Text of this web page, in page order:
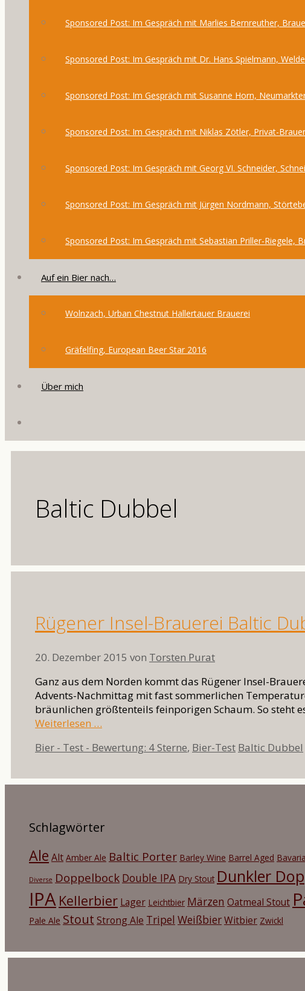
Sponsored Post: Im Gespräch mit Marlies Bernreuther,
Sponsored Post: Im Gespräch mit Dr. Hans Spielmann, Welde
Sponsored Post: Im Gespräch mit Susanne Horn,
Sponsored Post: Im Gespräch mit Niklas Zötler, Privat-
Sponsored Post: Im Gespräch mit Georg VI. Schneider,
Sponsored Post: Im Gespräch mit Jürgen Nordmann,
Sponsored Post: Im Gespräch mit Sebastian Priller-Riegele,
Auf ein Bier nach…
Wolnzach, Urban Chestnut Hallertauer Brauerei
Gräfelfing, European Beer Star 2016
Über mich
Baltic Dubbel
Rügener Insel-Brauerei Baltic
20. Dezember 2015 von Torsten Purat
Ganz aus dem Norden kommt das Rügener Insel-
Advents-Nachmittag mit fast sommerlichen
bräunlichen größtenteils feinporigen Schaum. So steht
Weiterlesen …
Kategorien
Bier - Test - Bewertung: 4 Sterne, Bier-Test Schlagwörter
Baltic Dubbel
Schlagwörter
Ale Alt Amber Ale Baltic Porter Barley Wine Barrel Aged
Diverse Doppelbock Double IPA Dry Stout Dunkler
IPA Kellerbier Lager Leichtbier Märzen Oatmeal Stout
Pale Ale Stout Strong Ale Tripel WeißbierWitbier Zwickl